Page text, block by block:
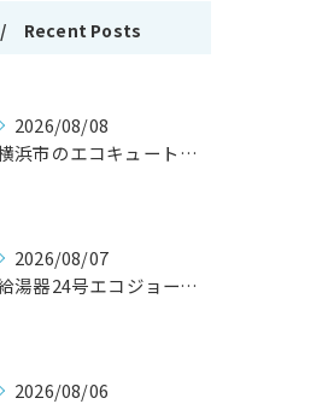
Recent Posts
2026/08/08
横浜市のエコキュート補助金活用法
2026/08/07
給湯器24号エコジョーズの省エネ技術解説
2026/08/06